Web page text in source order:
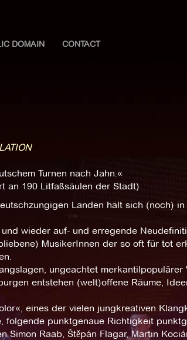
DOMAIN CONTACT
Turnen nach Jahn.«
an 190 Litfaßsäulen der Stadt)
Landen hält sich (noch)
wieder auf- und erregende
MusikerInnen der so oft für tot
ungeachtet merkantilpopulärer
entstehen (welt)offene Räume,
eines der vielen jungkreativen
folgende punktgenaue Richtigkeit
Simon Raab, Štěpán Flagar, Martin